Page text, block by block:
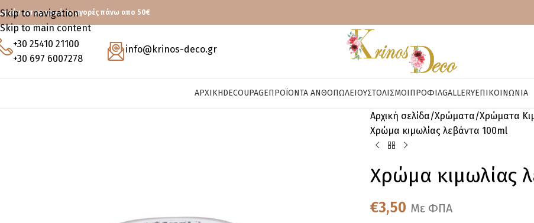
Skip to navigation
Skip to main content
μεταφορικά με αγορές πάνω απο 50€
+30 25410 21100
+30 697 6007278
info@krinos-deco.gr
ΑΡΧΙΚΉDECOUPAGEΠΡΟΪΌΝΤΑ ΑΝΘΟΠΩΛΕΊΟΥΣΤΟΛΙΣΜΟΊΠΡΟΦΊΛGALLERYΕΠΙΚΟΙΝΩΝΊΑ
Αρχική σελίδα Χρώματα Χρώματα
Χρώμα κιμωλίας λεβάντα 100ml
Χρώμα κιμωλίας
€3,50 Με ΦΠΑ